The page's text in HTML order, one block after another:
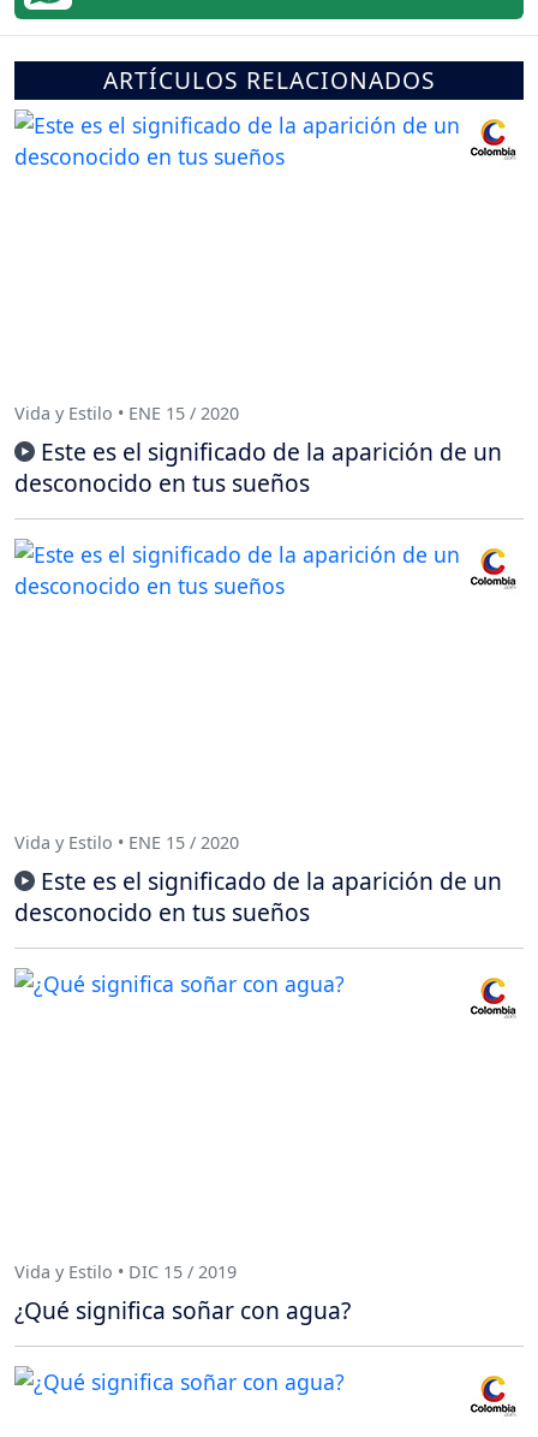
ARTÍCULOS RELACIONADOS
Vida y Estilo • ENE 15 / 2020
Este es el significado de la aparición de un
desconocido en tus sueños
Vida y Estilo • ENE 15 / 2020
Este es el significado de la aparición de un
desconocido en tus sueños
Vida y Estilo • DIC 15 / 2019
¿Qué significa soñar con agua?